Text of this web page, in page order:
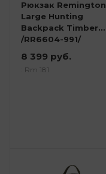
Рюкзак Remington
Large Hunting
Backpack Timber
/RR6604-991/
8 399 руб.
: Rm 181